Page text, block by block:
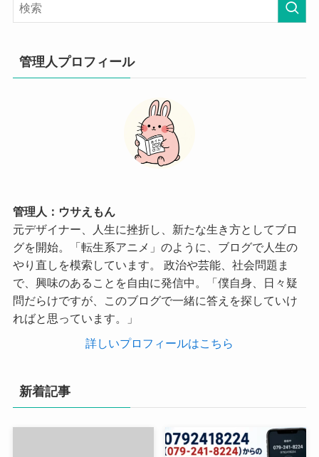
管理人プロフィール
管理人：ウサえもん
元デザイナー、人生に挫折し、新たな生き方としてブロ
グを開始。「転生系アニメ」のように、ブログで人生の
やり直しを模索しています。 政治や芸能、社会問題ま
で、興味のあることを自由に発信中。「僕自身、日々疑
問だらけですが、このブログで一緒に答えを探していけ
ればと思っています。」
詳しいプロフィールはこちら
新着記事